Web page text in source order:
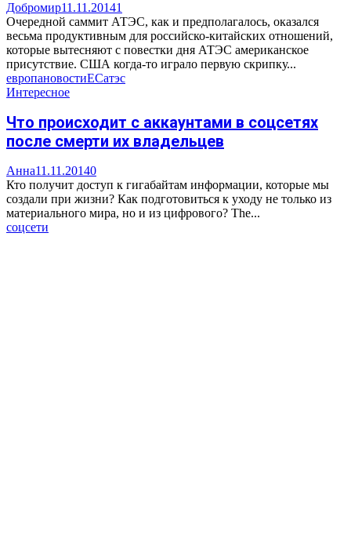
Добромир11.11.20141
Очередной саммит АТЭС, как и предполагалось, оказался
весьма продуктивным для российско-китайских отношений,
которые вытесняют с повестки дня АТЭС американское
присутствие. США когда-то играло первую скрипку...
европановостиЕСатэс
Интересное
Что происходит с аккаунтами в соцсетях
после смерти их владельцев
Анна11.11.20140
Кто получит доступ к гигабайтам информации, которые мы
создали при жизни? Как подготовиться к уходу не только из
материального мира, но и из цифрового? The...
соцсети